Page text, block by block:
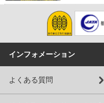
インフォメーション
よくある質問